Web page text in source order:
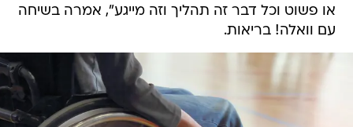
או פשוט וכל דבר זה תהליך וזה מייגע", אמרה בשיחה
עם וואלה! בריאות.